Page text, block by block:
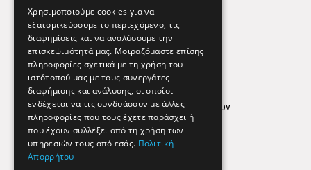
Εφημερεύοντα Φαρμακεία
Απόρρητο
Όροι Χρήσης
Πολιτική προστασίας δεδομένων
Findhere
Χρησιμοποιούμε cookies για να
εξατομικεύσουμε το περιεχόμενο, τις
διαφημίσεις και να αναλύσουμε την
επισκεψιμότητά μας. Μοιραζόμαστε επίσης
πληροφορίες σχετικά με τη χρήση του
ιστότοπού μας με τους συνεργάτες
διαφήμισης και ανάλυσης, οι οποίοι
ενδέχεται να τις συνδυάσουν με άλλες
πληροφορίες που τους έχετε παράσχει ή
που έχουν συλλέξει από τη χρήση των
υπηρεσιών τους από εσάς. Πολιτική
Απορρήτου